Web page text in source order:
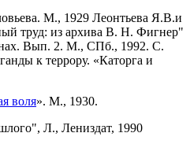
М., 1929 Леонтьева Я.В.и
труд: из архива В. Н. Фигнер"
Вып. 2. М., СПб., 1992. С.
к террору. «Каторга и
воля». М., 1930.
Л., Лениздат, 1990